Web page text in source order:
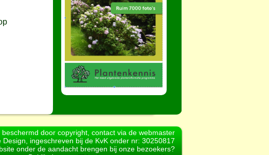
door copyright, contact via de webmaster
Design, ingeschreven bij de KvK onder nr: 30250817
onder de aandacht brengen bij onze bezoekers?